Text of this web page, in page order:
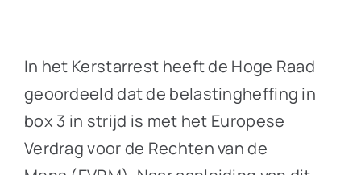
In het Kerstarrest heeft de Hoge Raad
geoordeeld dat de belastingheffing in
box 3 in strijd is met het Europese
Verdrag voor de Rechten van de